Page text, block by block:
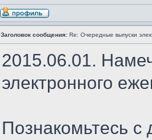
Заголовок сообщения: Re: Очередные выпуски
2015.06.01.
электронного
Познакомьтесь